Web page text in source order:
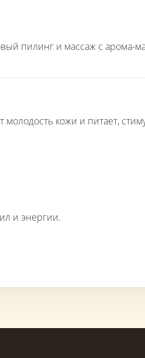
пилинг и массаж с арома-
молодость кожи и питает,
и энергии.